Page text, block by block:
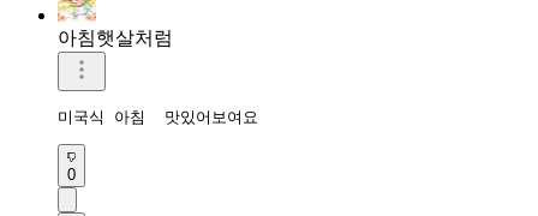
아침햇살처럼
미국식 아침  맛있어보여요
0